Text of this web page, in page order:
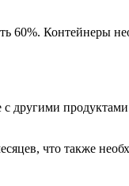
60%. Контейнеры
другими
что также